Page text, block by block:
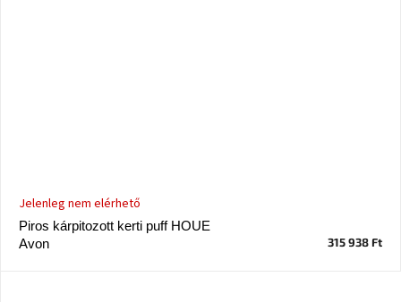
Piros kárpitozott kerti puff HOUE
Avon
Jelenleg nem elérhető
315 938 Ft